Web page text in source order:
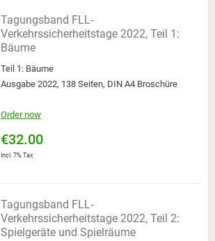
Tagungsband FLL-
Verkehrssicherheitstage 2022, Teil 1:
Bäume
Teil 1: Bäume
Ausgabe 2022, 138 Seiten, DIN A4 Broschüre
Order now
€32.00
Incl. 7% Tax
Tagungsband FLL-
Verkehrssicherheitstage 2022, Teil 2:
Spielgeräte und Spielräume